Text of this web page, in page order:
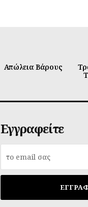
Απώλεια Βάρους
Εγγραφείτε